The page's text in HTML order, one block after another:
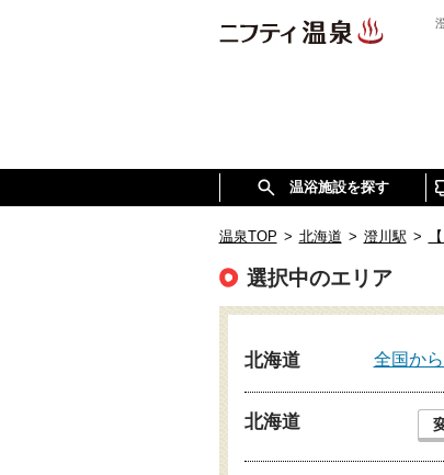
温浴施設を探す
温泉TOP > 北海道 > 澄川駅 >
選択中のエリア
北海道 全国か
北海道